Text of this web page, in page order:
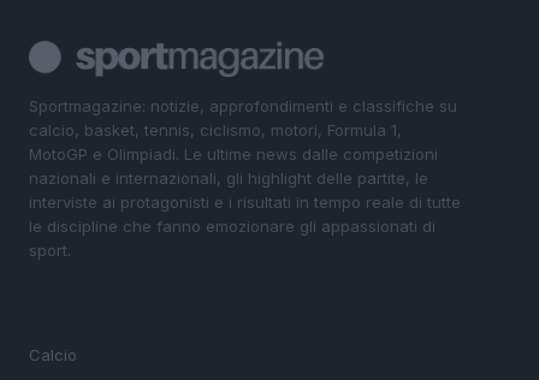
Sportmagazine: notizie, approfondimenti e classifiche su
calcio, basket, tennis, ciclismo, motori, Formula 1,
MotoGP e Olimpiadi. Le ultime news dalle competizioni
nazionali e internazionali, gli highlight delle partite, le
interviste ai protagonisti e i risultati in tempo reale di tutte
le discipline che fanno emozionare gli appassionati di
sport.
Calcio